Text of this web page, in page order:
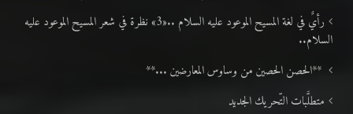
رأيٌ في لغة المسيح الموعود عليه السلام ..«3» نظرة في شعر المسيح الموعود عليه
السلام..
**الحصن الحصين من وساوس المعارضين ...**
متطلَّبات التّحريك الجديد